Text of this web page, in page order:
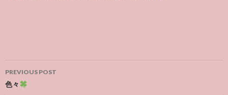
Post
navigation
PREVIOUS POST
色々